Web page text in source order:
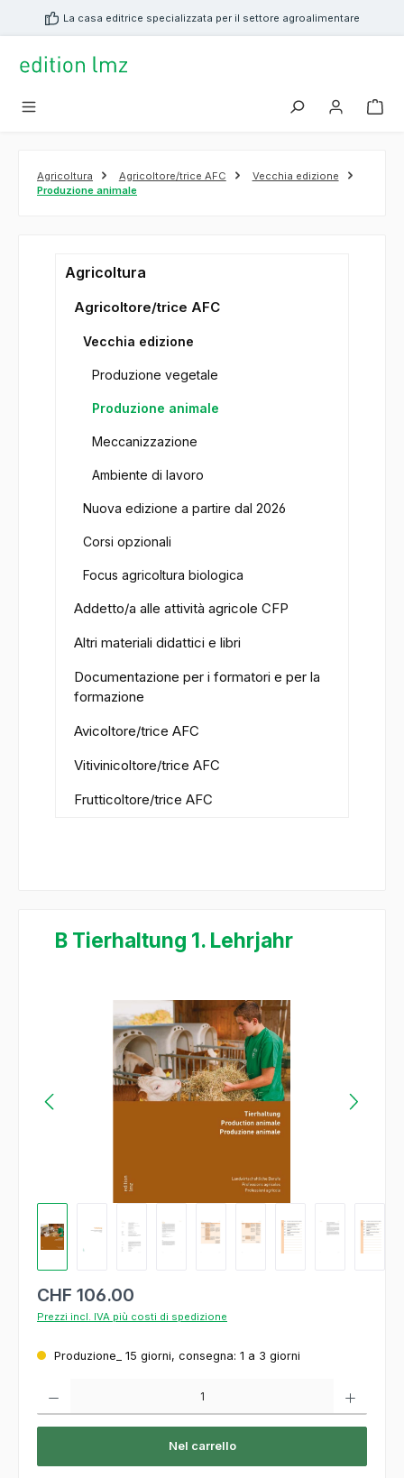
principaleLa casa editrice specializzata per il settore agroalimentare
Agricoltura Agricoltore/trice AFC
Vecchia edizione
Produzione animale
Agricoltura
Agricoltore/trice AFC
Vecchia edizione
Produzione vegetale
Produzione animale
Meccanizzazione
Ambiente di lavoro
Nuova edizione a partire dal 2026
Corsi opzionali
Focus agricoltura biologica
Addetto/a alle attività agricole CFP
Altri materiali didattici e libri
Documentazione per i formatori e per la
formazione
Avicoltore/trice AFC
Vitivinicoltore/trice AFC
Frutticoltore/trice AFC
B Tierhaltung 1. Lehrjahr
Salta la galleria di immagini
CHF 106.00
Prezzi incl. IVA più costi di spedizione
Produzione_ 15 giorni, consegna: 1 a 3 giorni
Nel carrello